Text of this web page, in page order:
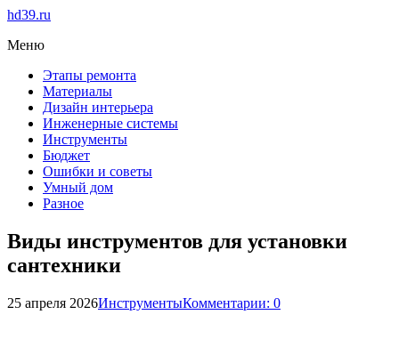
hd39.ru
Меню
Этапы ремонта
Материалы
Дизайн интерьера
Инженерные системы
Инструменты
Бюджет
Ошибки и советы
Умный дом
Разное
Виды инструментов для установки
сантехники
25 апреля 2026ИнструментыКомментарии: 0